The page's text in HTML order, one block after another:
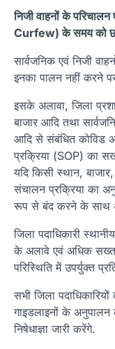
निजी वाहनों के
Curfew) के समय को
सार्वजनिक एवं निजी
इनका पालन नहीं करने
इसके अलावा, जिला
बाजार आदि तथा
आदि से संबंधित कोविड
प्रक्रिया (SOP) का
यदि किसी स्थान,
संचालन प्रक्रिया का
रूप से बंद करने के साथ
जिला पदाधिकारी
के अलावे एवं अधिक
परिस्थिति में उपर्युक्त
सभी जिला
गाइडलाइनों के
निषेधाज्ञा जारी करेंगे.